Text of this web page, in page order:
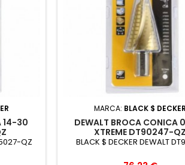
14-30
QZ
MARCA: BLACK $ DECKER
DEWALT BROCA CONICA
XTREME DT90247-QZ
BLACK $ DECKER DEWALT